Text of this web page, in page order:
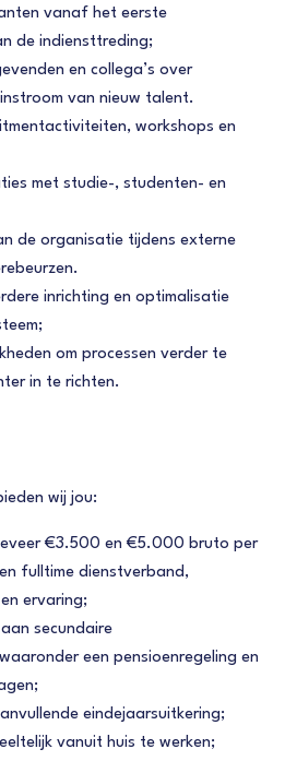
vanaf het eerste
de indiensttreding;
en collega’s over
van nieuw talent.
workshops en
met studie-, studenten- en
de organisatie tijdens externe
inrichting en optimalisatie
om processen verder te
in te richten.
wij jou:
€3.500 en €5.000 bruto per
fulltime dienstverband,
ervaring;
secundaire
een pensioenregeling en
eindejaarsuitkering;
vanuit huis te werken;